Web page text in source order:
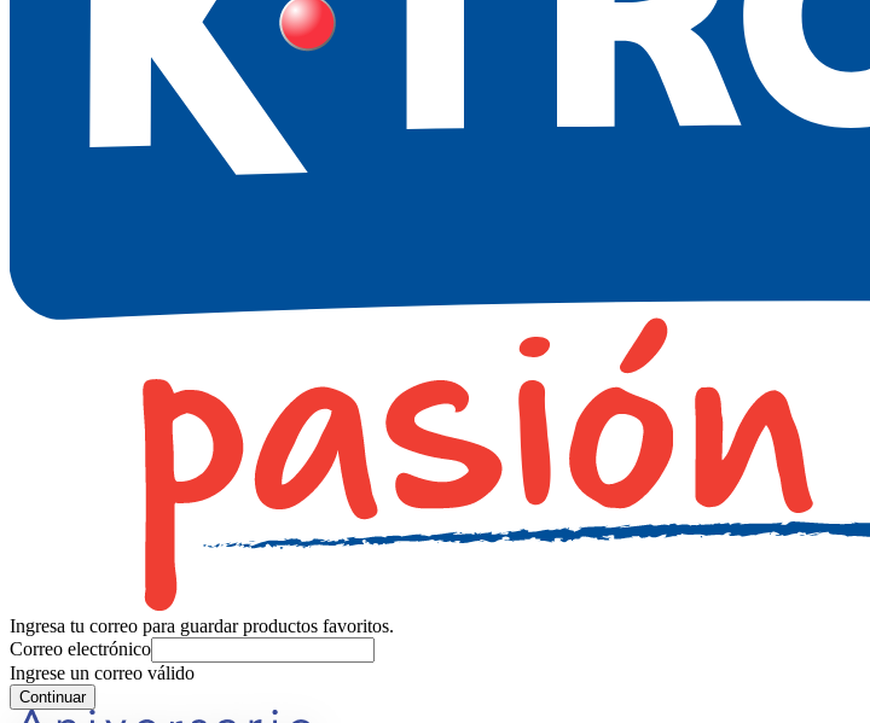
Ingresa tu correo para guardar productos favoritos.
Correo electrónico
Ingrese un correo válido
Continuar